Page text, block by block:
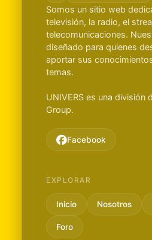
Somos un sitio web
televisión, la radio, el
telecomunicaciones.
diseñado para quienes
aportar sus
temas.
UNIVERS es una división
Group.
Facebook
EXPLORAR
Inicio Nosotros
Foro